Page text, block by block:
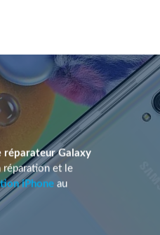
réparateur Galaxy
réparation et le
iPhone au